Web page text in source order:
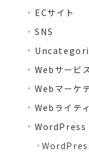
ECサイト
SNS
Webサービ
Webマーケ
Webライテ
WordPress